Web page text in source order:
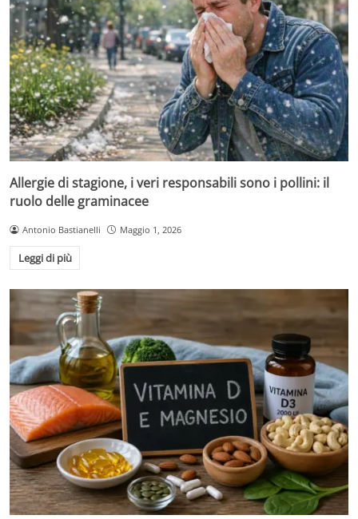
Allergie di stagione, i veri responsabili sono i pollini: il
ruolo delle graminacee
Antonio Bastianelli Maggio 1, 2026
Leggi di più